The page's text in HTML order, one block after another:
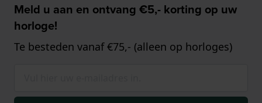
Meld u aan en ontvang €5,- korting op uw
horloge!
Te besteden vanaf €75,- (alleen op horloges)